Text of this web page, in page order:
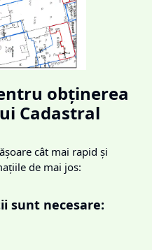
obținerea
Cadastral
cât mai rapid și
de mai jos:
sunt necesare: